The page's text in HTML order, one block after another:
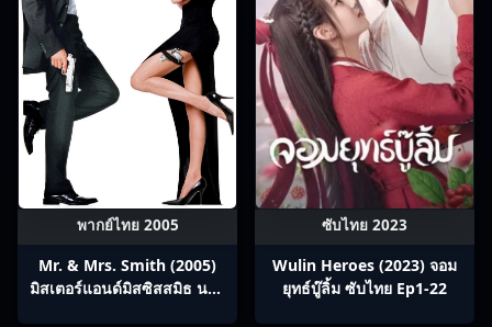
พากย์ไทย 2005
Mr. & Mrs. Smith (2005)
มิสเตอร์แอนด์มิสซิสสมิธ นาย
ซับไทย 2023
Wulin Heroes (2023) จอม
ยุทธ์บู๊ลิ้ม ซับไทย Ep1-22